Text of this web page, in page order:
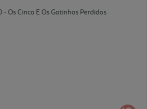
Os Cinco E Os Gatinhos Perdidos